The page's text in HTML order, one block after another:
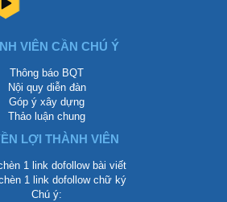
VIÊN CẦN CHÚ Ý
Thông báo BQT
Nội quy diễn đàn
Góp ý xây dựng
Thảo luận chung
LỢI THÀNH VIÊN
1 link dofollow bài viết
1 link dofollow chữ ký
Chú ý: